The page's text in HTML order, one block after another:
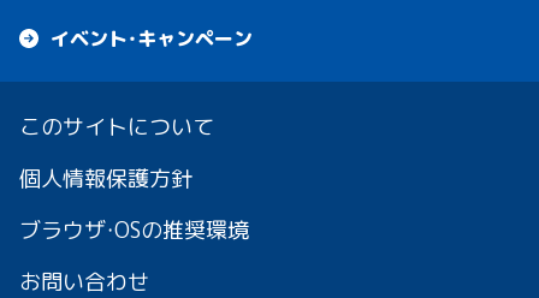
イベント・キャンペーン
このサイトについて
個人情報保護方針
ブラウザ・OSの推奨環境
お問い合わせ